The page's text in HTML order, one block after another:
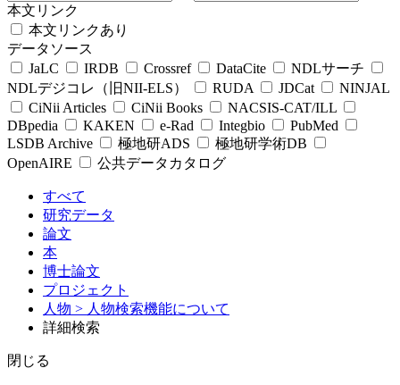
本文リンク
本文リンクあり
データソース
JaLC
IRDB Crossref DataCite
NDLサーチ
NDLデジコレ（旧NII-ELS）
RUDA JDCat
NINJAL
CiNii Articles
CiNii Books
NACSIS-CAT/ILL
DBpedia
KAKEN e-Rad Integbio
PubMed
LSDB Archive
極地研ADS
極地研学術DB
OpenAIRE
公共データカタログ
すべて
研究データ
論文
本
博士論文
プロジェクト
人物 > 人物検索機能について
詳細検索
閉じる